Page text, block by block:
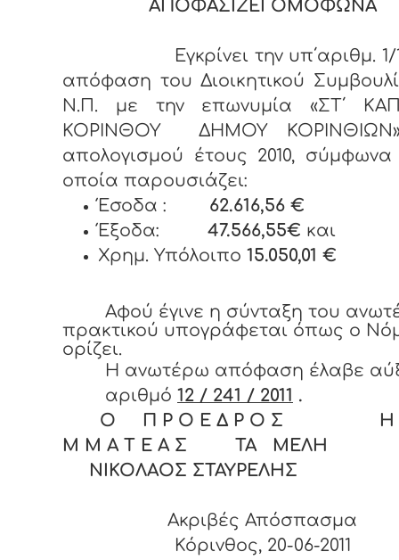
ΑΠΟΦΑΣΙΖΕΙ ΟΜΟΦΩΝΑ
Εγκρίνει την υπ΄αριθμ. 1/
απόφαση του Διοικητικού
Ν.Π. με την επωνυμία «ΣΤ΄
ΚΟΡΙΝΘΟΥ ΔΗΜΟΥ
απολογισμού έτους 2010, σύμφωνα
οποία παρουσιάζει:
Έσοδα : 62.616,56 €
Έξοδα: 47.566,55€ και
Χρημ. Υπόλοιπο 15.050,01 €
Αφού έγινε η σύνταξη του
πρακτικού υπογράφεται όπως ο
ορίζει.
Η ανωτέρω απόφαση έλαβε
αριθμό 12 / 241 / 2011 .
Ο Π Ρ Ο Ε Δ Ρ Ο Σ Η Γ
Μ Μ Α Τ Ε Α Σ ΤΑ ΜΕΛΗ
ΝΙΚΟΛΑΟΣ ΣΤΑΥΡΕΛΗΣ
Ακριβές Απόσπασμα
Κόρινθος, 20-06-2011